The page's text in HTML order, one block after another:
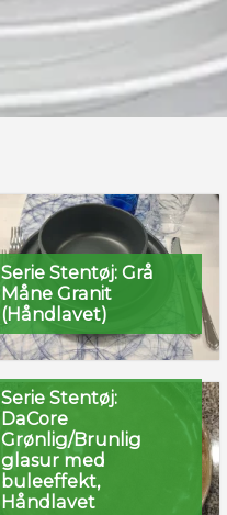
Serie Stentøj: Grå
Måne Granit
(Håndlavet)
Serie Stentøj:
DaCore
Grønlig/Brunlig
glasur med
buleeffekt,
Håndlavet